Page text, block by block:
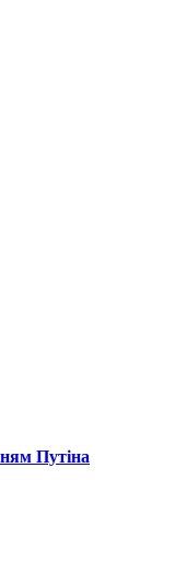
Путіна